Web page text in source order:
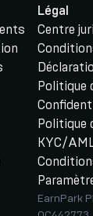
Légal
Centre
Politique
Politique
KYC/
EarnPark